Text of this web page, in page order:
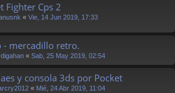
Fighter Cps 2
« Vie, 14 Jun 2019, 17:33
- mercadillo retro.
« Sab, 25 May 2019, 02:54
y consola 3ds por Pocket
« Mié, 24 Abr 2019, 11:04